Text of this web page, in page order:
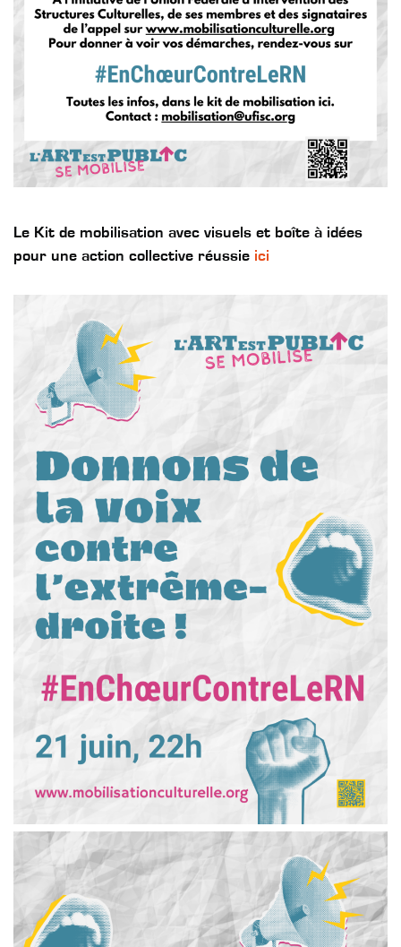
Le Kit de mobilisation avec visuels et boîte à idées
pour une action collective réussie ici